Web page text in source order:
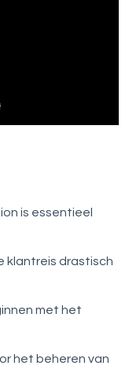
is essentieel
klantreis drastisch
met het
het beheren van